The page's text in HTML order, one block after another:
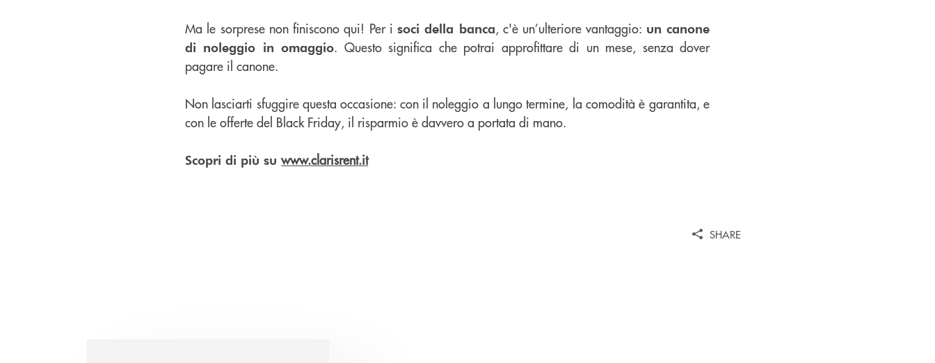
Ma le sorprese non finiscono qui! Per isoci della banca, c'è un’ulteriore vantaggio: un canone
di noleggio in omaggio. Questo significa che potrai approfittare di un mese, senza dover
pagare il canone.
Non lasciarti sfuggire questa occasione: con il noleggio a lungo termine, la comodità è garantita, e
con le offerte del Black Friday, il risparmio è davvero a portata di mano.
Scopri di più suwww.clarisrent.it
SHARE